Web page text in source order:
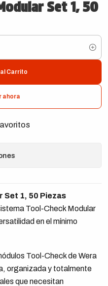
Set 1, 50
Carrito
ahora
Set 1, 50 Piezas
Tool-Check Modular
en el mínimo
Tool-Check de Wera
organizada y totalmente
que necesitan